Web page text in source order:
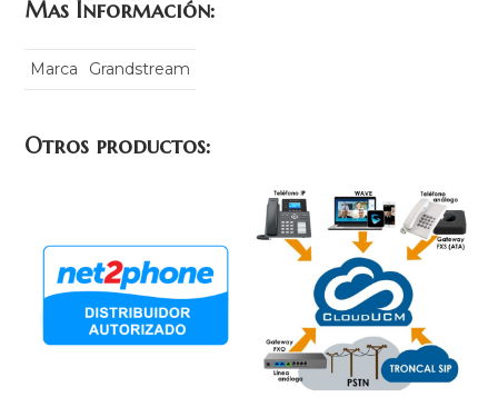
Mas Información:
Marca Grandstream
Otros productos: